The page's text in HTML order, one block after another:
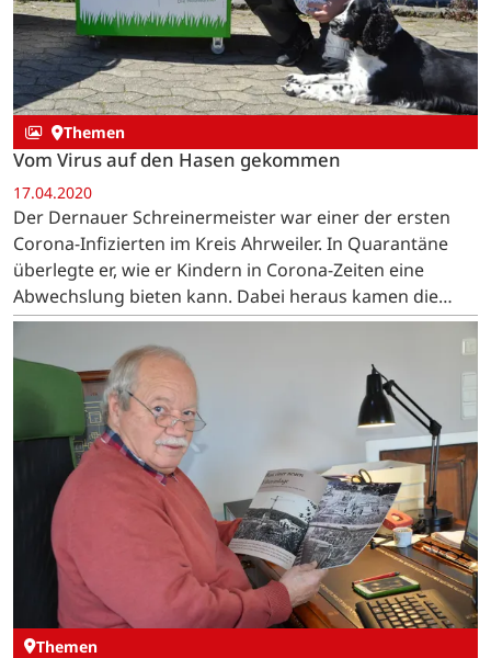
Themen
Vom Virus auf den Hasen gekommen
17.04.2020
Der Dernauer Schreinermeister war einer der ersten
Corona-Infizierten im Kreis Ahrweiler. In Quarantäne
überlegte er, wie er Kindern in Corona-Zeiten eine
Abwechslung bieten kann. Dabei heraus kamen die
"Zeit-Vertreib-Kisten", die mittlerweile an sieben…
Themen